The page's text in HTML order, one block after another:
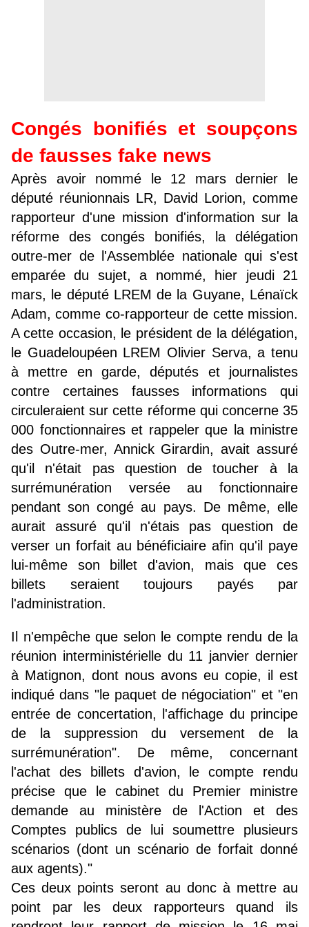
Congés bonifiés et soupçons
de fausses fake news
Après avoir nommé le 12 mars dernier le
député réunionnais LR, David Lorion, comme
rapporteur d'une mission d'information sur la
réforme des congés bonifiés, la délégation
outre-mer de l'Assemblée nationale qui s'est
emparée du sujet, a nommé, hier jeudi 21
mars, le député LREM de la Guyane, Lénaïck
Adam, comme co-rapporteur de cette mission.
A cette occasion, le président de la délégation,
le Guadeloupéen LREM Olivier Serva, a tenu
à mettre en garde, députés et journalistes
contre certaines fausses informations qui
circuleraient sur cette réforme qui concerne 35
000 fonctionnaires et rappeler que la ministre
des Outre-mer, Annick Girardin, avait assuré
qu'il n'était pas question de toucher à la
surrémunération versée au fonctionnaire
pendant son congé au pays. De même, elle
aurait assuré qu'il n'étais pas question de
verser un forfait au bénéficiaire afin qu'il paye
lui-même son billet d'avion, mais que ces
billets seraient toujours payés par
l'administration.
Il n'empêche que selon le compte rendu de la
réunion interministérielle du 11 janvier dernier
à Matignon, dont nous avons eu copie, il est
indiqué dans "le paquet de négociation" et "en
entrée de concertation, l'affichage du principe
de la suppression du versement de la
surrémunération". De même, concernant
l'achat des billets d'avion, le compte rendu
précise que le cabinet du Premier ministre
demande au ministère de l'Action et des
Comptes publics de lui soumettre plusieurs
scénarios (dont un scénario de forfait donné
aux agents)."
Ces deux points seront au donc à mettre au
point par les deux rapporteurs quand ils